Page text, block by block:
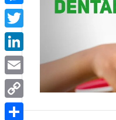
Messenger
Twitter
LinkedIn
Email
Copy